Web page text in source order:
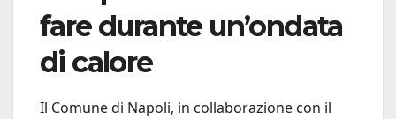
fare durante un’ondata
di calore
Il Comune di Napoli, in collaborazione con il